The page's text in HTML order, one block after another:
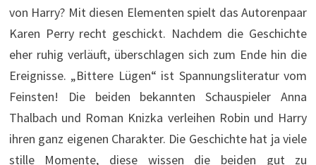
von Harry? Mit diesen Elementen spielt das Autorenpaar
Karen Perry recht geschickt. Nachdem die Geschichte
eher ruhig verläuft, überschlagen sich zum Ende hin die
Ereignisse. „Bittere Lügen“ ist Spannungsliteratur vom
Feinsten! Die beiden bekannten Schauspieler Anna
Thalbach und Roman Knizka verleihen Robin und Harry
ihren ganz eigenen Charakter. Die Geschichte hat ja viele
stille Momente, diese wissen die beiden gut zu